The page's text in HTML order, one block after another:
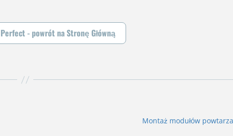
- powrót na Stronę Główną
Montaż modułów